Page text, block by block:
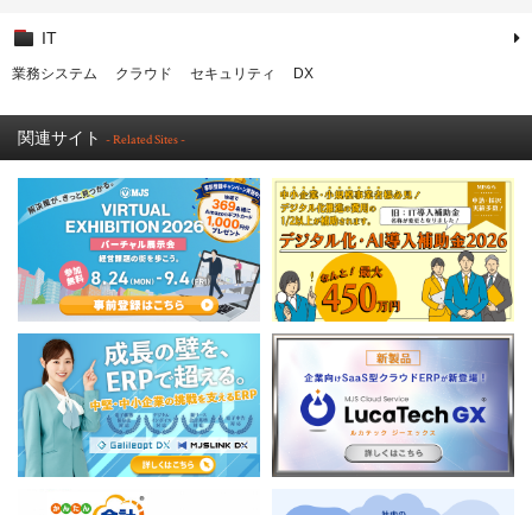
IT
業務システム クラウド セキュリティ DX
関連サイト - Related Sites -